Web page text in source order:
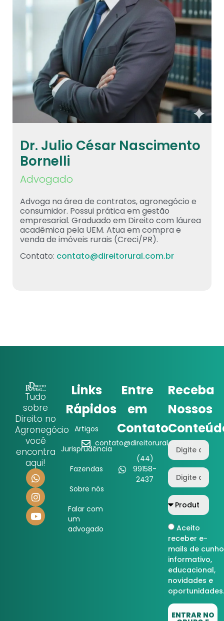
Dr. Julio César Nascimento
Bornelli
Advogado
Advoga na área de contratos, agronegócio e
consumidor. Possui prática em gestão
empresarial. Graduado em Direito com láurea
acadêmica pela UEM. Atua em compra e
venda de imóveis rurais (Creci/PR).
Contato: contato@direitorural.com.br
Tudo
sobre
Direito no
Agronegócio
você
encontra
aqui!
Links
Rápidos
Artigos
Jurisprudência
Fazendas
Sobre nós
Falar com
um
advogado
Entre
em
Contato
contato@direitorural.com.br
(44)
99158-
2437
Receba
Nossos
Aceito
receber e-
mails de cunho
informativo,
educacional,
novidades e
oportunidades.
ENTRAR NO